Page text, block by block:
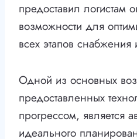
предоставил логистам
возможности для
всех этапов снабжения
Одной из основных
предоставленных
прогрессом, является
идеального